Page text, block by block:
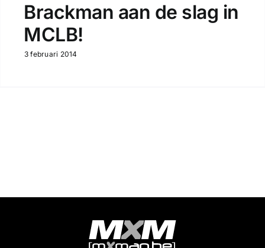
Brackman aan de slag in
MCLB!
3 februari 2014